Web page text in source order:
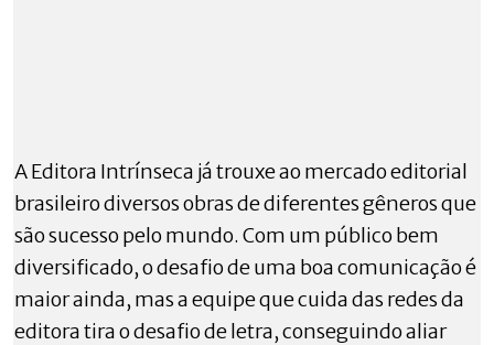
A Editora Intrínseca já trouxe ao mercado editorial
brasileiro diversos obras de diferentes gêneros que
são sucesso pelo mundo. Com um público bem
diversificado, o desafio de uma boa comunicação é
maior ainda, mas a equipe que cuida das redes da
editora tira o desafio de letra, conseguindo aliar